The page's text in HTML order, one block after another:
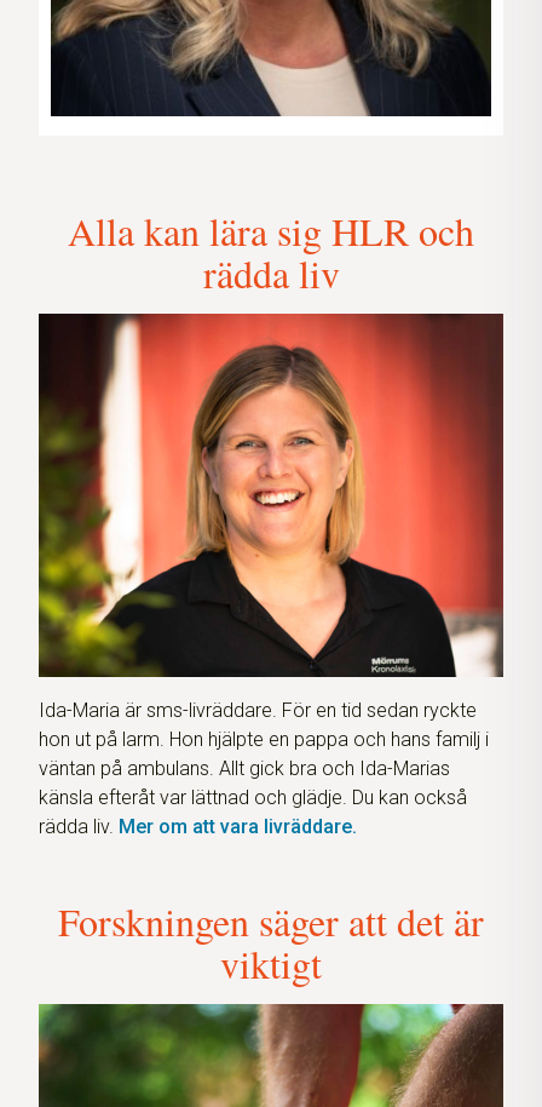
Alla kan lära sig HLR och
rädda liv
Ida-Maria är sms-livräddare. För en tid sedan ryckte
hon ut på larm. Hon hjälpte en pappa och hans familj i
väntan på ambulans. Allt gick bra och Ida-Marias
känsla efteråt var lättnad och glädje. Du kan också
rädda liv. Mer om att vara livräddare.
Forskningen säger att det är
viktigt